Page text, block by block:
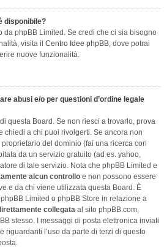
disponibile?
da phpBB Limited. Se credi che ci sia bisogno
visita il Centro Idee phpBB, dove potrai
nuove funzionalità.
abusi e/o per questioni d’ordine legale
questa Board. Se non riesci a trovarlo, prova
chiedi a chi puoi rivolgerti. Se ancora non
del dominio (fai una ricerca con
da un servizio gratuito (ad es. yahoo,
di tale servizio. Nota che phpBB Limited e
alcun controllo e non possono essere
e da chi viene utilizzata questa Board. È
Limited o phpBB Store in relazione a
collegata al sito phpBB.com,
stesso. I messaggi di posta elettronica inviati
riguardanti l’uso da parte di terzi di questo